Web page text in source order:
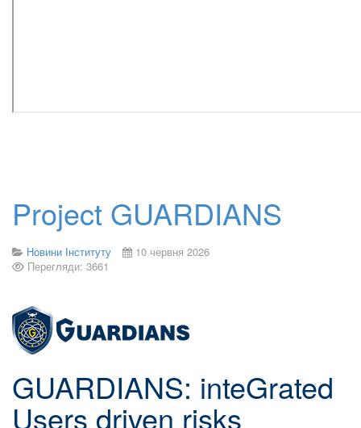
Project GUARDIANS
Новини Інституту
10 червня 2026
Перегляди: 3661
GUARDIANS: inteGrated
Users driven risks